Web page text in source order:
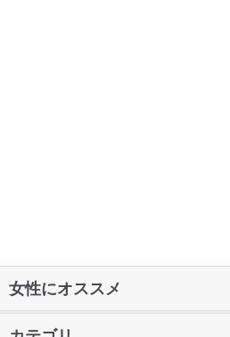
女性にオススメ